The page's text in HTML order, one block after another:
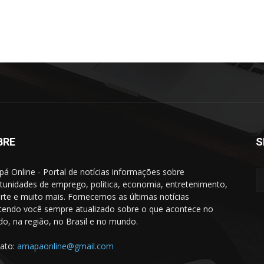
Online - Portal de notícias informações sobre
de emprego, política, economia, entretenimento,
e muito mais. Fornecemos as últimas notícias
você sempre atualizado sobre o que acontece no
na região, no Brasil e no mundo.
amapaonline@gmail.com